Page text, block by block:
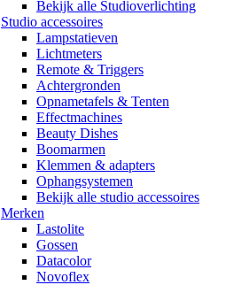
Bekijk alle Studioverlichting
Studio accessoires
Lampstatieven
Lichtmeters
Remote & Triggers
Achtergronden
Opnametafels & Tenten
Effectmachines
Beauty Dishes
Boomarmen
Klemmen & adapters
Ophangsystemen
Bekijk alle studio accessoires
Merken
Lastolite
Gossen
Datacolor
Novoflex